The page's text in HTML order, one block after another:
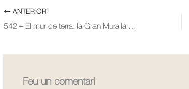
ANTERIOR
542 – El mur de terra: la Gran Muralla xinesa (part I)
Feu un comentari